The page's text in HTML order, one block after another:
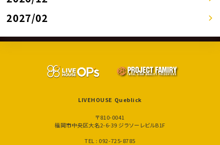
2027/02
LIVEHOUSE Queblick
〒810-0041
福岡市中央区大名2-6-39 ジラソーレビルB1F
TEL : 092-725-8785